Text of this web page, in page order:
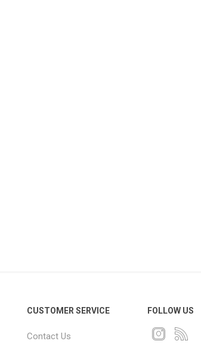
CUSTOMER SERVICE
Contact Us
FOLLOW US